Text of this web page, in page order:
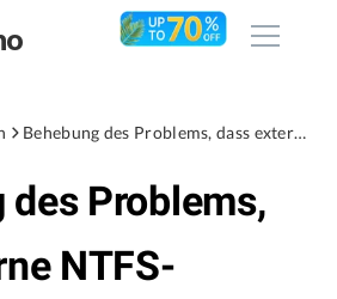
Behebung des Problems, dass externe NTFS-Festplatten auf dem Mac (Sonoma) nur lesbar sind
des Problems,
NTFS-